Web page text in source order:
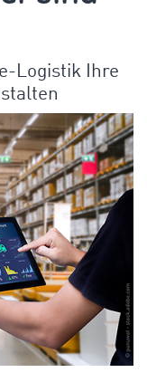
Logistik Ihre